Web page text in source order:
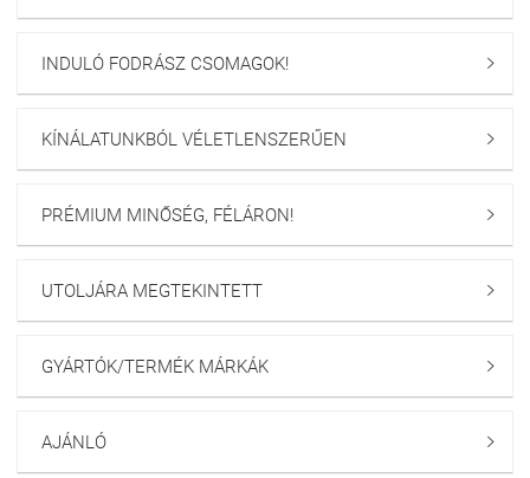
INDULÓ FODRÁSZ CSOMAGOK! 
KÍNÁLATUNKBÓL VÉLETLENSZERŰEN 
PRÉMIUM MINŐSÉG, FÉLÁRON! 
UTOLJÁRA MEGTEKINTETT 
GYÁRTÓK/TERMÉK MÁRKÁK 
AJÁNLÓ 